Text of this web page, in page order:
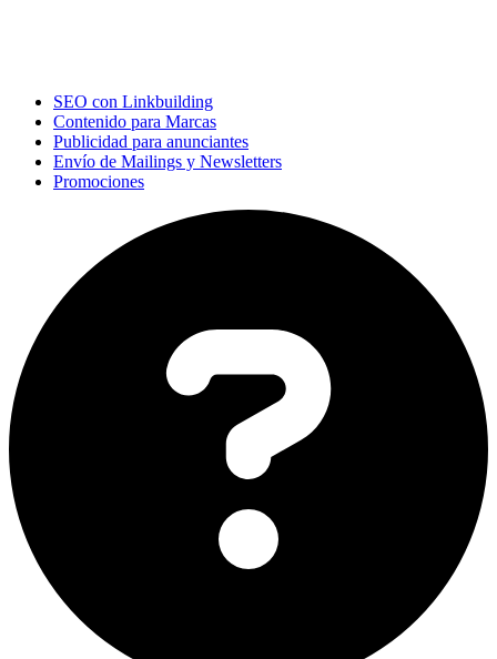
SEO con Linkbuilding
Contenido para Marcas
Publicidad para anunciantes
Envío de Mailings y Newsletters
Promociones